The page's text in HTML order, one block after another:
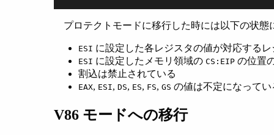
プロテクトモードに移行した時には以下の状態
ESI に設定した各レジスタの値が対応する
ESI に設定したメモリ領域のCS:EIP の位置
割込は禁止されている
EAX, ESI,DS, ES, FS,GS の値は不定になってい
V86 モードへの移行